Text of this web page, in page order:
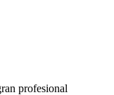
profesional